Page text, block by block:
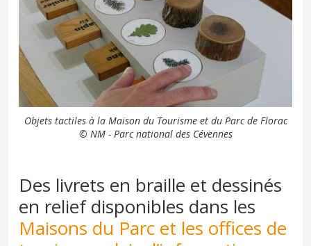
Objets tactiles à la Maison du Tourisme et du Parc de Florac
© NM - Parc national des Cévennes
Des livrets en braille et dessinés
en relief disponibles dans les
Maisons du Parc et les offices de